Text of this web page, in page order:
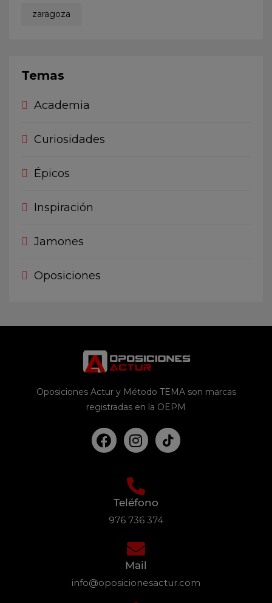
zaragoza
Temas
Academia
Curiosidades
Épicos
Inspiración
Jamones
Oposiciones
Oposiciones Actur y Método TEMA son marcas
registradas en la OEPM
Teléfono
976 736 374
Mail
info@oposicionesactur.com